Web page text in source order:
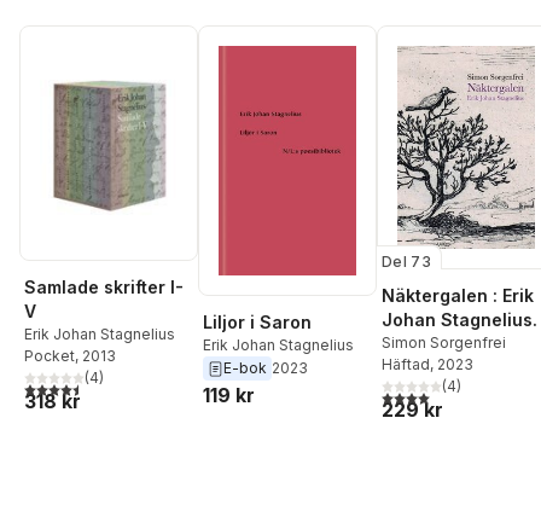
Samlade skrifter I-
V
Erik Johan Stagnelius
Pocket, 2013
4,5utav 5 stjärnor. Totalt antal röster:
(4)
318 kr
Liljor i Saron
Erik Johan Stagnelius
E-bok 2023
119 kr
Del 73
Näktergalen : Erik
Johan Stagnelius.
Simon Sorgenfrei
Häftad, 2023
4,0utav 5 stjärnor.
(4)
229 kr